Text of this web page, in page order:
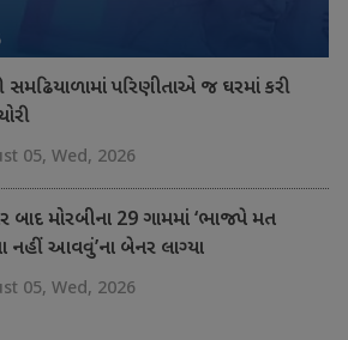
સમઢિયાળામાં પરિણીતાએ જ ઘરમાં કરી
05, Wed, 2026
બાદ મોરબીના 29 ગામમાં ‘ભાજપે મત
નહીં આવવું’ના બેનર લાગ્યા
05, Wed, 2026